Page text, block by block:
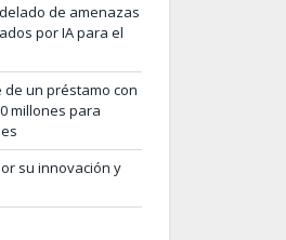
de amenazas
por IA para el
un préstamo con
millones para
su innovación y